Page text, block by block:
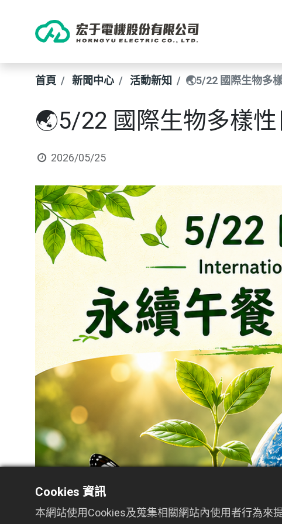
首頁 新聞中心 活動新知 🌏5/22 國際生物多
🌏5/22 國際生物多樣
2026/05/25
Cookies 資訊
本網站使用Cookies及蒐集相關網站內使用者行為來